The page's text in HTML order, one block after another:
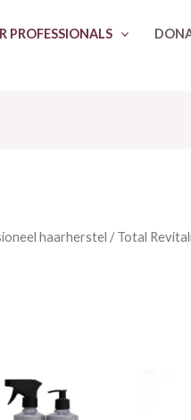
PROFESSIONALS
haarherstel / Total